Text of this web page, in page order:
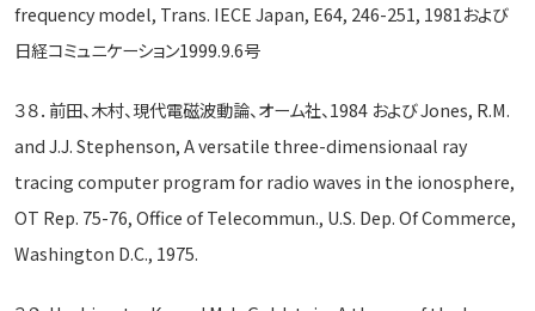
frequency model, Trans. IECE Japan, E64, 246-251, 1981および
日経コミュニケーション1999.9.6号
３８．前田、木村、現代電磁波動論、オーム社、1984 および Jones, R.M.
and J.J. Stephenson, A versatile three-dimensionaal ray
tracing computer program for radio waves in the ionosphere,
OT Rep. 75-76, Office of Telecommun., U.S. Dep. Of Commerce,
Washington D.C., 1975.